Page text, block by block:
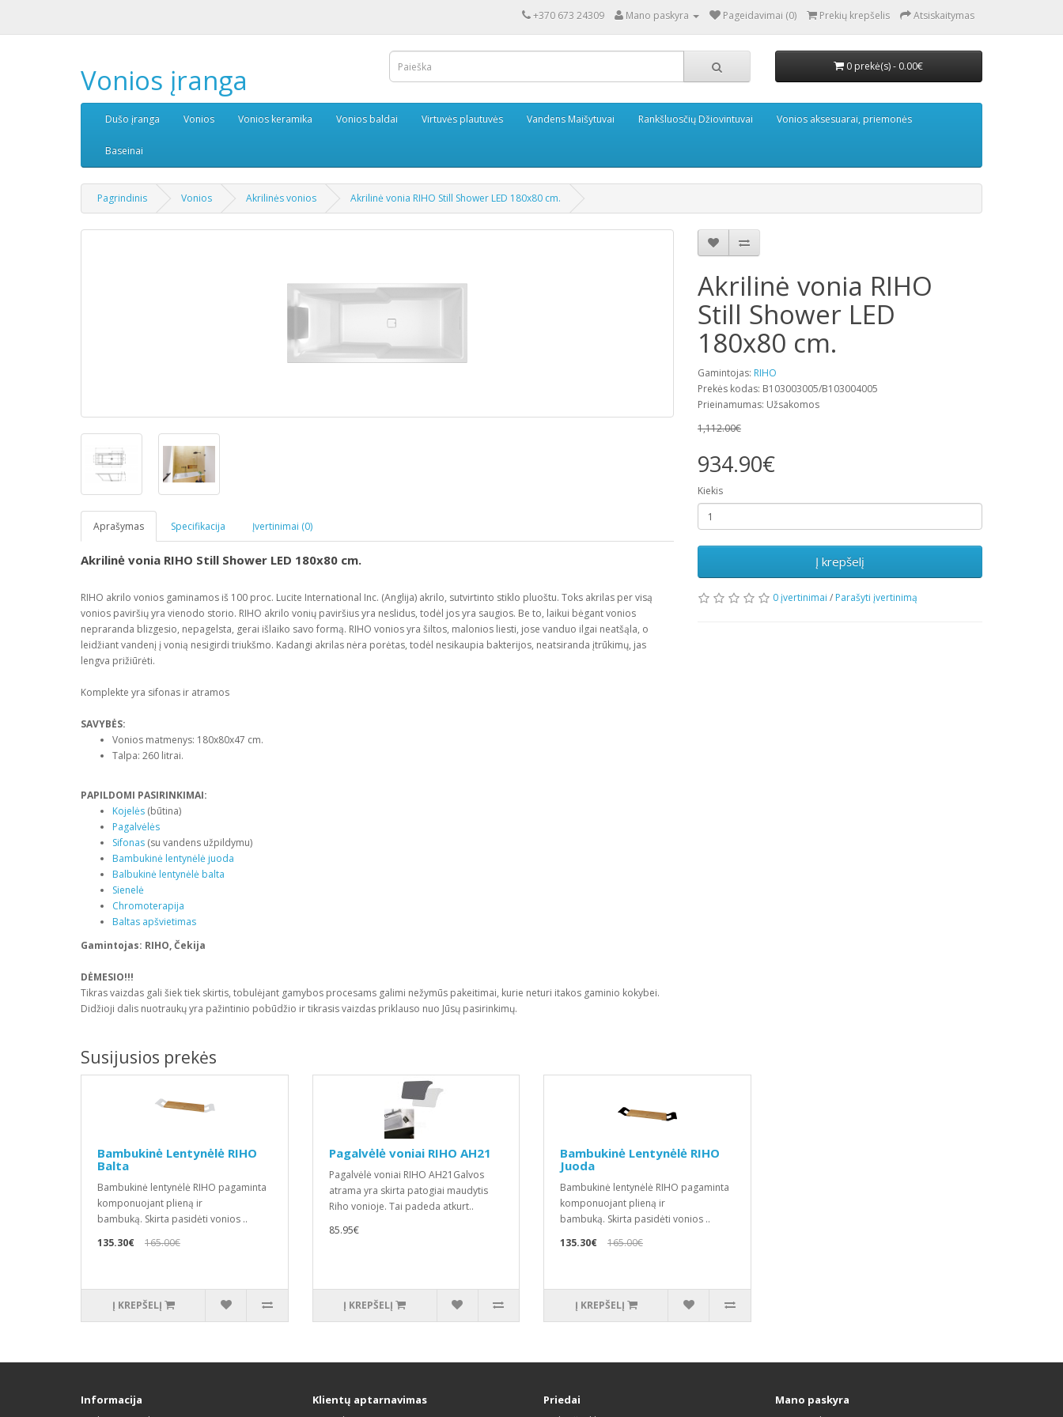
+370 673 24309 Mano paskyra Pageidavimai (0) Prekių krepšelis Atsiskaitymas
Vonios įranga 0 prekė(s) - 0.00€
Dušo įranga Vonios Vonios keramika Vonios baldai Virtuvės plautuvės Vandens Maišytuvai Rankšluosčių Džiovintuvai Vonios aksesuarai, priemonės
Baseinai
Pagrindinis Vonios Akrilinės vonios Akrilinė vonia RIHO Still Shower LED 180x80 cm.
Aprašymas Specifikacija Įvertinimai (0)
Akrilinė vonia RIHO Still Shower LED 180x80 cm.
RIHO akrilo vonios gaminamos iš 100 proc. Lucite International Inc. (Anglija) akrilo, sutvirtinto stiklo pluoštu. Toks akrilas per visą
vonios paviršių yra vienodo storio. RIHO akrilo vonių paviršius yra neslidus, todėl jos yra saugios. Be to, laikui bėgant vonios
nepraranda blizgesio, nepagelsta, gerai išlaiko savo formą. RIHO vonios yra šiltos, malonios liesti, jose vanduo ilgai neatšąla, o
leidžiant vandenį į vonią nesigirdi triukšmo. Kadangi akrilas nėra porėtas, todėl nesikaupia bakterijos, neatsiranda įtrūkimų, jas
lengva prižiūrėti.
Komplekte yra sifonas ir atramos
SAVYBĖS:
Vonios matmenys: 180x80x47 cm.
Talpa: 260 litrai.
PAPILDOMI PASIRINKIMAI:
Kojelės (būtina)
Pagalvėlės
Sifonas (su vandens užpildymu)
Bambukinė lentynėlė juoda
Balbukinė lentynėlė balta
Sienelė
Chromoterapija
Baltas apšvietimas
Gamintojas: RIHO, Čekija
DĖMESIO!!!
Tikras vaizdas gali šiek tiek skirtis, tobulėjant gamybos procesams galimi nežymūs pakeitimai, kurie neturi itakos gaminio kokybei.
Didžioji dalis nuotraukų yra pažintinio pobūdžio ir tikrasis vaizdas priklauso nuo Jūsų pasirinkimų.
Akrilinė vonia RIHO
Still Shower LED
180x80 cm.
Gamintojas: RIHO
Prekės kodas: B103003005/B103004005
Prieinamumas: Užsakomos
1,112.00€
934.90€
Kiekis
Į krepšelį
0 įvertinimai / Parašyti įvertinimą
Susijusios prekės
Bambukinė Lentynėlė RIHO
Balta
Bambukinė lentynėlė RIHO pagaminta
komponuojant plieną ir
bambuką. Skirta pasidėti vonios ..
135.30€
165.00€
Į KREPŠELĮ
Pagalvėlė voniai RIHO AH21
Pagalvėlė voniai RIHO AH21Galvos
atrama yra skirta patogiai maudytis
Riho vonioje. Tai padeda atkurt..
85.95€
Į KREPŠELĮ
Bambukinė Lentynėlė RIHO
Juoda
Bambukinė lentynėlė RIHO pagaminta
komponuojant plieną ir
bambuką. Skirta pasidėti vonios ..
135.30€
165.00€
Į KREPŠELĮ
Informacija Klientų aptarnavimas Priedai Mano paskyra